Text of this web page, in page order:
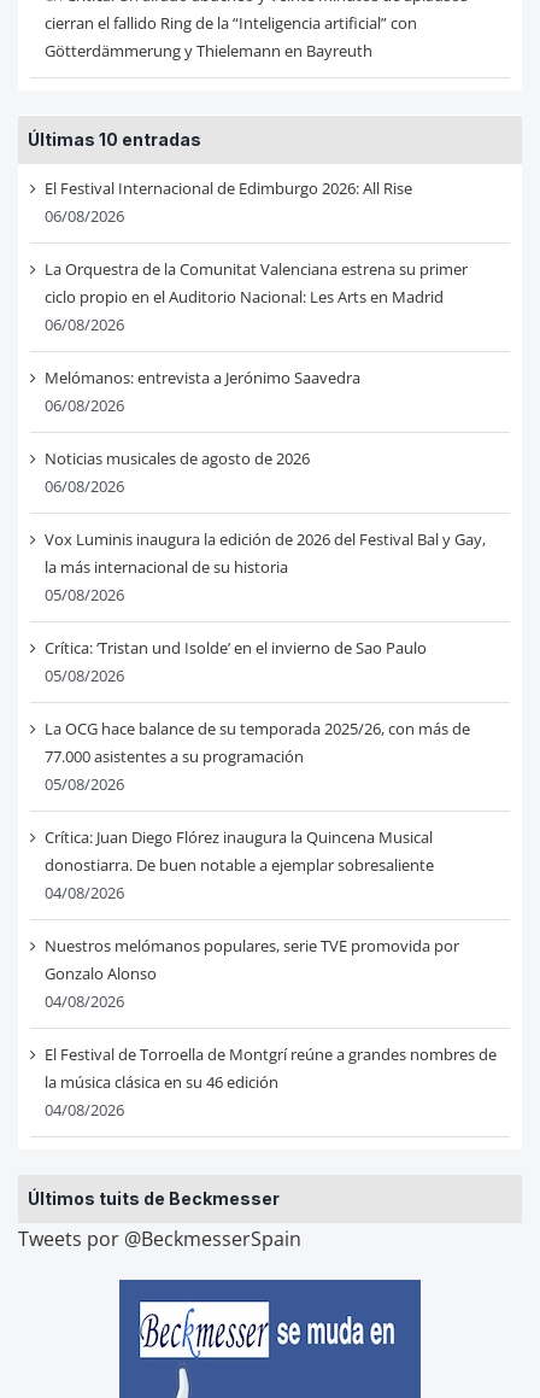
cierran el fallido Ring de la “Inteligencia artificial” con
Götterdämmerung y Thielemann en Bayreuth
Últimas 10 entradas
El Festival Internacional de Edimburgo 2026: All Rise
06/08/2026
La Orquestra de la Comunitat Valenciana estrena su primer
ciclo propio en el Auditorio Nacional: Les Arts en Madrid
06/08/2026
Melómanos: entrevista a Jerónimo Saavedra
06/08/2026
Noticias musicales de agosto de 2026
06/08/2026
Vox Luminis inaugura la edición de 2026 del Festival Bal y Gay,
la más internacional de su historia
05/08/2026
Crítica: ‘Tristan und Isolde’ en el invierno de Sao Paulo
05/08/2026
La OCG hace balance de su temporada 2025/26, con más de
77.000 asistentes a su programación
05/08/2026
Crítica: Juan Diego Flórez inaugura la Quincena Musical
donostiarra. De buen notable a ejemplar sobresaliente
04/08/2026
Nuestros melómanos populares, serie TVE promovida por
Gonzalo Alonso
04/08/2026
El Festival de Torroella de Montgrí reúne a grandes nombres de
la música clásica en su 46 edición
04/08/2026
Últimos tuits de Beckmesser
Tweets por @BeckmesserSpain